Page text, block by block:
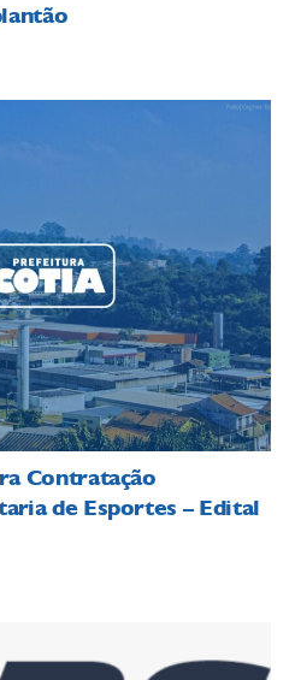
Contratação
de Esportes – Edital